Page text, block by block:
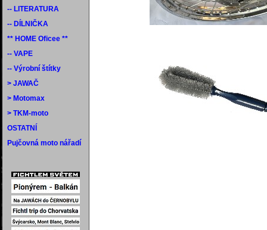
-- LITERATURA
-- DÍLNIČKA
** HOME Oficee **
-- VAPE
-- Výrobní štítky
> JAWAČ
> Motomax
> TKM-moto
OSTATNÍ
Pujčovná moto nářadí